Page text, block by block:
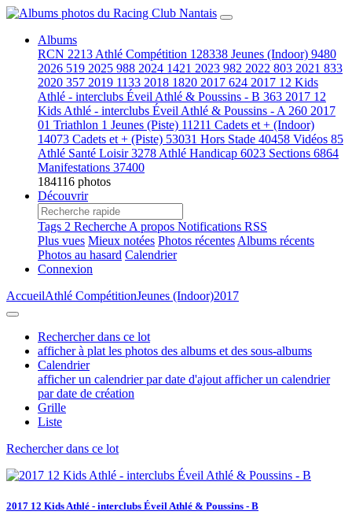
Albums
RCN 2213 Athlé Compétition 128338 Jeunes (Indoor) 9480
2026 519 2025 988 2024 1421 2023 982 2022 803 2021 833
2020 357 2019 1133 2018 1820 2017 624 2017 12 Kids
Athlé - interclubs Éveil Athlé & Poussins - B 363 2017 12
Kids Athlé - interclubs Éveil Athlé & Poussins - A 260 2017
01 Triathlon 1 Jeunes (Piste) 11211 Cadets et + (Indoor)
14073 Cadets et + (Piste) 53031 Hors Stade 40458 Vidéos 85
Athlé Santé Loisir3278 Athlé Handicap 6023 Sections 6864
Manifestations 37400
184116 photos
Découvrir
Tags 2 Recherche A propos Notifications RSS
Plus vues Mieux notées Photos récentes Albums récents
Photos au hasard Calendrier
Connexion
AccueilAthlé CompétitionJeunes (Indoor)2017
Rechercher dans ce lot
afficher à plat les photos des albums et des sous-albums
Calendrier
afficher un calendrier par date d'ajout afficher un calendrier
par date de création
Grille
Liste
Rechercher dans ce lot
2017 12 Kids Athlé - interclubs Éveil Athlé & Poussins - B